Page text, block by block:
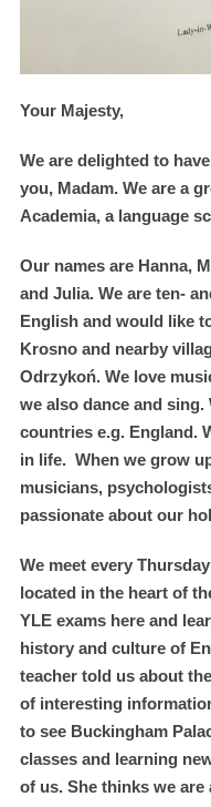
Your Majesty,
We are delighted to
you, Madam. We are a
Academia, a language
Our names are Hanna,
and Julia. We are ten-
English and would like
Krosno and nearby
Odrzykoń. We love
we also dance and
countries e.g. England.
in life. When we grow
musicians,
passionate about our
We meet every
located in the heart of
YLE exams here and
history and culture of
teacher told us about
of interesting
to see Buckingham
classes and learning
of us. She thinks we